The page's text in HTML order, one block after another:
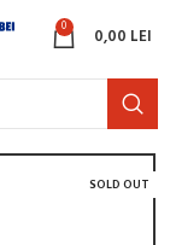
0 0,00 LEI
SOLD OUT